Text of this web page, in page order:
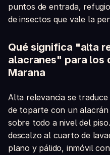
puntos de entrada,
de insectos que vale la
Qué significa "alta
alacranes" para los
Marana
Alta relevancia se
de toparte con un alacrán
sobre todo a nivel del
descalzo al cuarto de
plano y pálido, inmóvil